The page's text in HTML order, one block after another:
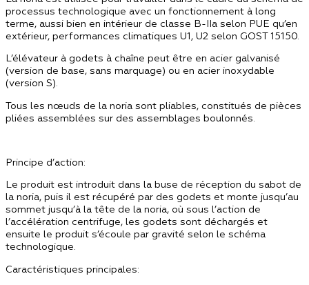
processus technologique avec un fonctionnement à long
terme, aussi bien en intérieur de classe B-IIa selon PUE qu’en
extérieur, performances climatiques U1, U2 selon GOST 15150.
L’élévateur à godets à chaîne peut être en acier galvanisé
(version de base, sans marquage) ou en acier inoxydable
(version S).
Tous les nœuds de la noria sont pliables, constitués de pièces
pliées assemblées sur des assemblages boulonnés.
Principe d’action:
Le produit est introduit dans la buse de réception du sabot de
la noria, puis il est récupéré par des godets et monte jusqu’au
sommet jusqu’à la tête de la noria, où sous l’action de
l’accélération centrifuge, les godets sont déchargés et
ensuite le produit s’écoule par gravité selon le schéma
technologique.
Caractéristiques principales: